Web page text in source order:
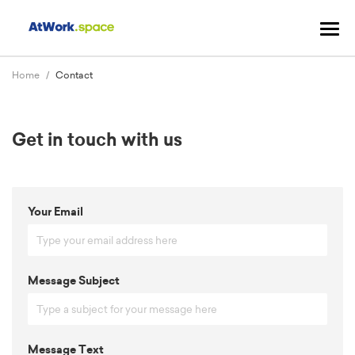
Home Contact
Get in touch with us
Your Email
Message Subject
Message Text